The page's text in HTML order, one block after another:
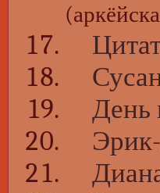
День